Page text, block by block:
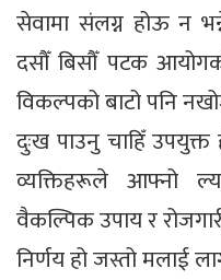
सेवामा संलग्न होऊ न
दसौँ बिसौँ पटक
विकल्पको बाटो पनि
दुःख पाउनु चाहिँ उपयुक्त
व्यक्तिहरूले आफ्नो
वैकल्पिक उपाय र
निर्णय हो जस्तो मलाई